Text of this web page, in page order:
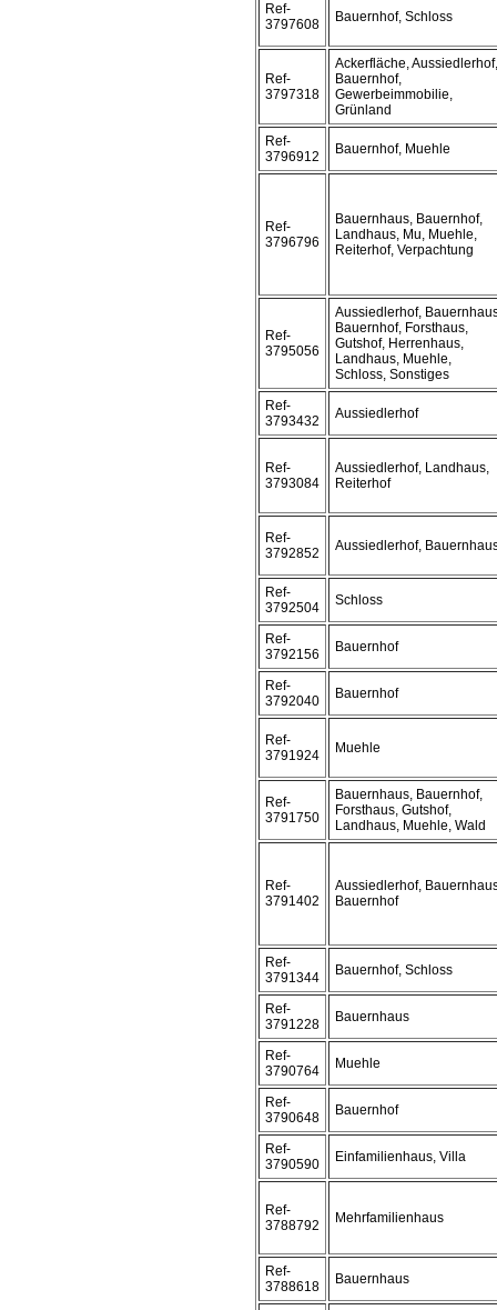
Ref-
3797608
Bauernhof, Schloss
Ref-
3797318
Ackerfläche, Aussiedlerhof,
Bauernhof,
Gewerbeimmobilie,
Grünland
Ref-
3796912
Bauernhof, Muehle
Ref-
3796796
Bauernhaus, Bauernhof,
Landhaus, Mu, Muehle,
Reiterhof, Verpachtung
Ref-
3795056
Aussiedlerhof,
Bauernhof, Forsthaus,
Gutshof, Herrenhaus,
Landhaus, Muehle,
Schloss, Sonstiges
Ref-
3793432
Aussiedlerhof
Ref-
3793084
Aussiedlerhof, Landhaus,
Reiterhof
Ref-
3792852
Aussiedlerhof,
Ref-
3792504
Schloss
Ref-
3792156
Bauernhof
Ref-
3792040
Bauernhof
Ref-
3791924
Muehle
Ref-
3791750
Bauernhaus, Bauernhof,
Forsthaus, Gutshof,
Landhaus, Muehle, Wald
Ref-
3791402
Aussiedlerhof,
Bauernhof
Ref-
3791344
Bauernhof, Schloss
Ref-
3791228
Bauernhaus
Ref-
3790764
Muehle
Ref-
3790648
Bauernhof
Ref-
3790590
Einfamilienhaus, Villa
Ref-
3788792
Mehrfamilienhaus
Ref-
3788618
Bauernhaus